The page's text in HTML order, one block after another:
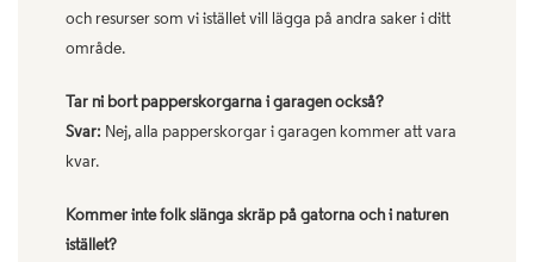
och resurser som vi istället vill lägga på andra saker i ditt
område.
Tar ni bort papperskorgarna i garagen också?
Svar: Nej, alla papperskorgar i garagen kommer att vara
kvar.
Kommer inte folk slänga skräp på gatorna och i naturen
istället?